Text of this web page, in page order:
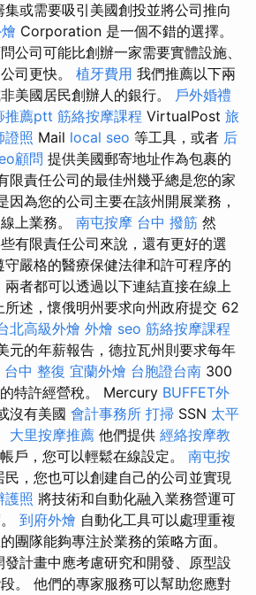
或需要吸引美國創投並將公司推向
Corporation 是一個不錯的選擇。
公司可能比創辦一家需要實體設施、
司更快。 植牙費用 我們推薦以下兩
美國居民創辦人的銀行。 戶外婚禮
推薦ptt 筋絡按摩課程 VirtualPost 旅
證照 Mail local seo 等工具，或者 后
顧問 提供美國郵寄地址作為包裹的
限責任公司的最佳州幾乎總是您的家
因為您的公司主要在該州開展業務，
上業務。 南屯按摩 台中 撥筋 然
有限責任公司來說，還有更好的選
嚴格的醫療保健法律和許可程序的
者都可以透過以下連結直接在線上
述，懷俄明州要求向州政府提交 62
北高級外燴 外燴 seo 筋絡按摩課程
元的年薪報告，德拉瓦州則要求每年
台中 整復 宜蘭外燴 台胞證台南 300
特許經營稅。 Mercury BUFFET外
沒有美國 會計事務所 打掃 SSN 太平
大里按摩推薦 他們提供 經絡按摩教
戶，您可以輕鬆在線設定。 南屯按
民，您也可以創建自己的公司並實現
護照 將技術和自動化融入業務營運可
到府外燴 自動化工具可以處理重複
團隊能夠專注於業務的策略方面。
發計畫中應考慮研究和開發、原型設
。 他們的專家服務可以幫助您應對